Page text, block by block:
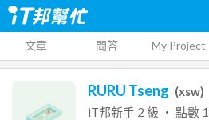
文章 問答 My Project
RURU Tseng (xsw)
iT邦新手 2 級 ‧ 點數